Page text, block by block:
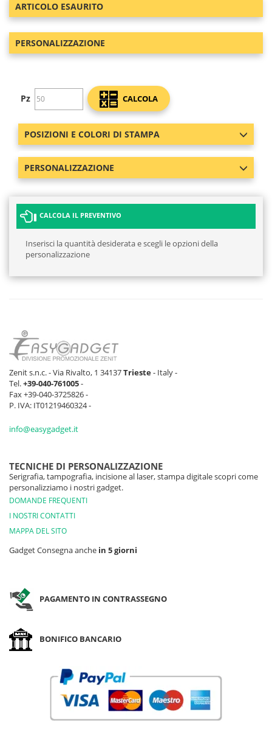
ARTICOLO ESAURITO
PERSONALIZZAZIONE
Pz CALCOLA
POSIZIONI E COLORI DI STAMPA
PERSONALIZZAZIONE
CALCOLA IL PREVENTIVO
Inserisci la quantità desiderata e scegli le opzioni della
personalizzazione
Zenit s.n.c. - Via Rivalto, 1 34137Trieste- Italy -
Tel.+39-040-761005-
Fax +39-040-3725826 -
P. IVA: IT01219460324 -
info@easygadget.it
TECNICHE DI PERSONALIZZAZIONE
Serigrafia, tampografia, incisione al laser, stampa digitale scopri come
personalizziamo i nostri gadget.
DOMANDE FREQUENTI
I NOSTRI CONTATTI
MAPPA DEL SITO
Gadget Consegna anche in 5 giorni
PAGAMENTO IN CONTRASSEGNO
BONIFICO BANCARIO